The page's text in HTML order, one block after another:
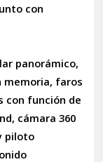
con
panorámico,
faros
con función de
cámara 360
piloto